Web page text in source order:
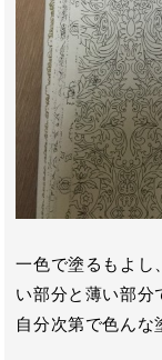
一色で塗るもよし
い部分と薄い部分
自分次第で色んな